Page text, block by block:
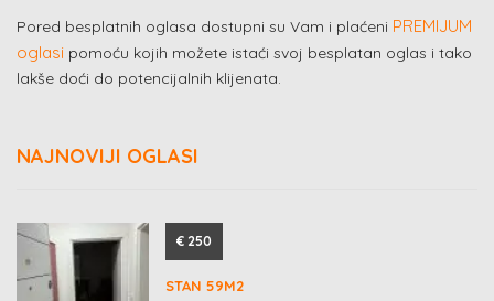
Pored besplatnih oglasa dostupni su Vam i plaćeni PREMIJUM
oglasi pomoću kojih možete istaći svoj besplatan oglas i tako
lakše doći do potencijalnih klijenata.
NAJNOVIJI OGLASI
€ 250
STAN 59M2